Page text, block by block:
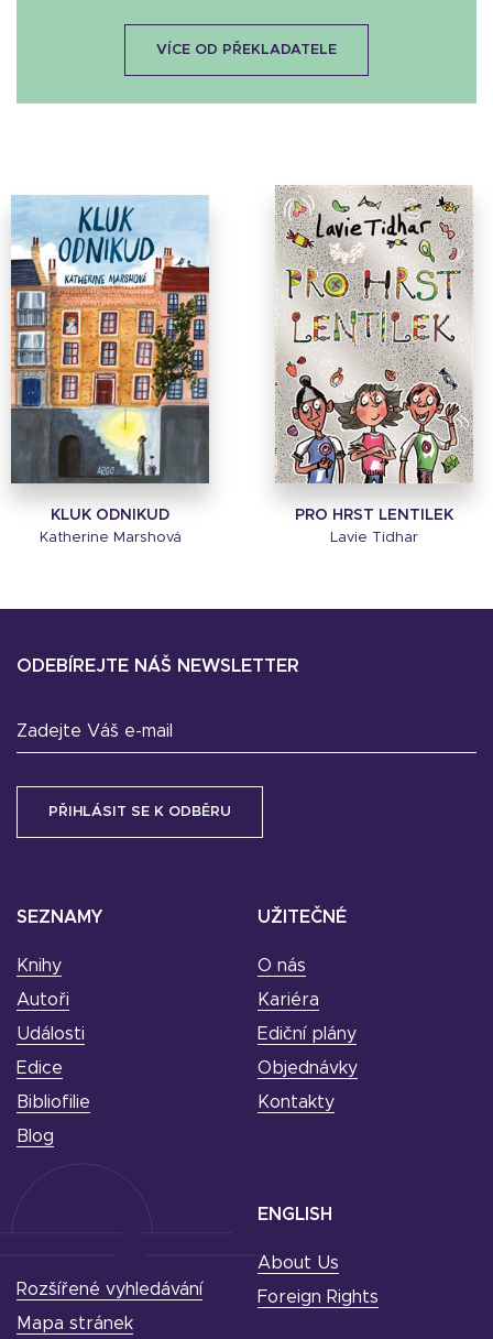
KLUK ODNIKUD
Katherine Marshová
PRO HRST LENTILEK
Lavie Tidhar
VÍCE OD PŘEKLADATELE
SEZNAMY
Knihy
Autoři
Události
Edice
Bibliofilie
Blog
UŽITEČNÉ
O nás
Kariéra
Ediční plány
Objednávky
Kontakty
ODEBÍREJTE NÁŠ NEWSLETTER
Zadejte Váš e-mail
ENGLISH
About Us
Foreign Rights
Rozšířené vyhledávání
Mapa stránek